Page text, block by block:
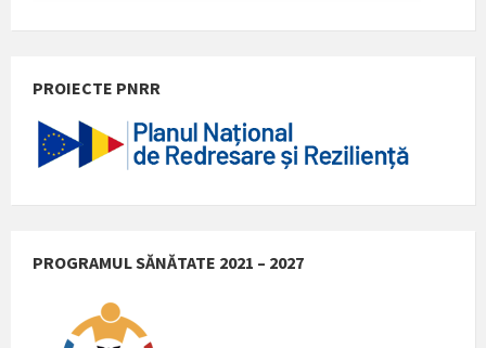
PROIECTE PNRR
PROGRAMUL SĂNĂTATE 2021 – 2027